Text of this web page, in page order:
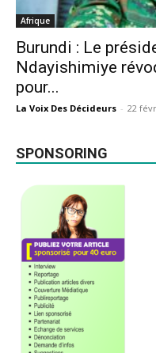
Afrique
Burundi : Le
Ndayishimiye
pour...
La Voix Des Décideurs - 22
SPONSORING